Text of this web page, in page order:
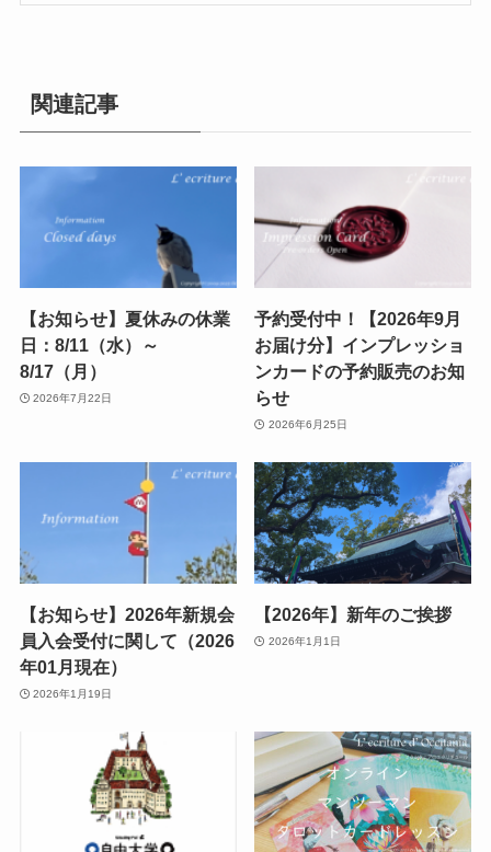
関連記事
【お知らせ】夏休みの休業
日：8/11（水）～
8/17（月）
2026年7月22日
予約受付中！【2026年9月
お届け分】インプレッショ
ンカードの予約販売のお知
らせ
2026年6月25日
【お知らせ】2026年新規会
員入会受付に関して（2026
年01月現在）
2026年1月19日
【2026年】新年のご挨拶
2026年1月1日